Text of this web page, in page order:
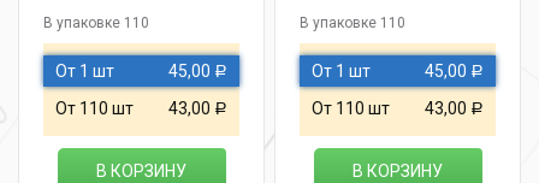
В упаковке 110
От 1 шт 45,00 Р
От 110 шт 43,00 Р
В КОРЗИНУ
В упаковке 110
От 1 шт 45,00 Р
От 110 шт 43,00 Р
В КОРЗИНУ